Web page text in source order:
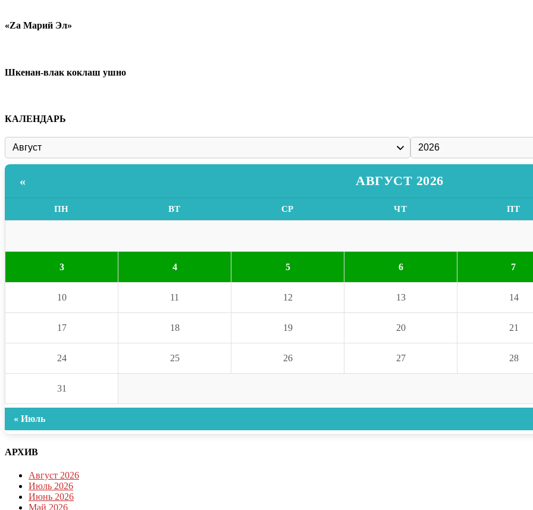
«Zа Марий Эл»
Шкенан-влак коклаш ушно
КАЛЕНДАРЬ
« АВГУСТ 2026
ПН ВТ СР ЧТ ПТ
3 4 5 6 7
10 11 12 13 14
17 18 19 20 21
24 25 26 27 28
31
« Июль
АРХИВ
Август 2026
Июль 2026
Июнь 2026
Май 2026